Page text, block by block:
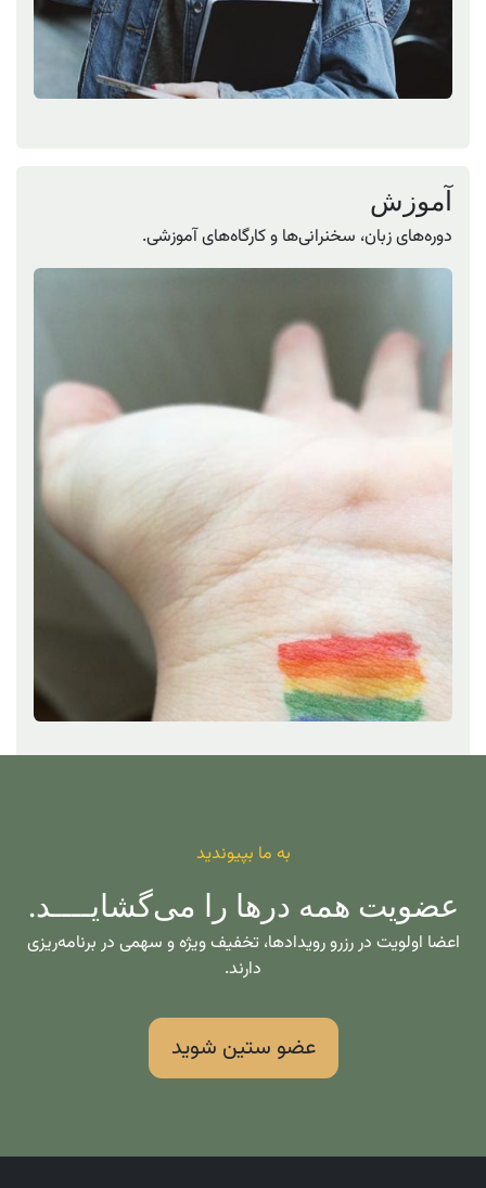
آموزش
دوره‌های زبان، سخنرانی‌ها و کارگاه‌های آموزشی.
به ما بپیوندید
عضویت همه درها را می‌گشایــــد.
اعضا اولویت در رزرو رویدادها، تخفیف ویژه و سهمی در برنامه‌ریزی
دارند.
عضو ستین شوید